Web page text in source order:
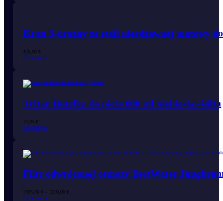
Kran 3-drożny ze stali nierdzewnej matowy
425,00€
Do koszyka
Tritan Butelka do picia 600 ml niebiesko-żółta
14,95€
Do koszyka
Filtr odwróconej osmozy BestWater
1305,00€ – 1510,00€Zakres
Do koszyka